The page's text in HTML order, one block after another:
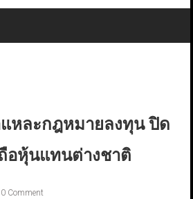
หละกฎหมายลงทุน ปิด
อหุ้นแทนต่างชาติ
0 Comment